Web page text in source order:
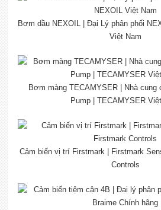
Bơm dầu NEXOIL | Đại Lý phân phối
Việt Nam
Bơm màng TECAMYSER | Nhà cung
Pump | TECAMYSER
Cảm biến vị trí Firstmark | Firstmark
Controls